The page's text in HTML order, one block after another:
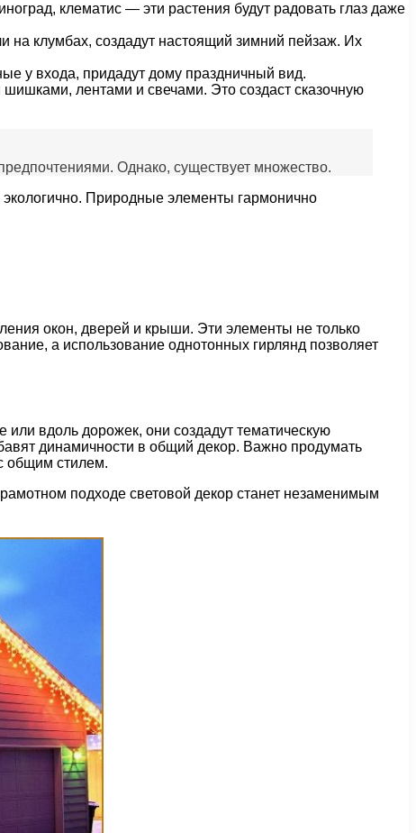
клематис — эти растения будут радовать глаз даже
клумбах, создадут настоящий зимний пейзаж. Их
у входа, придадут дому праздничный вид.
лентами и свечами. Это создаст сказочную
Однако, существует множество.
экологично. Природные элементы гармонично
окон, дверей и крыши. Эти элементы не только
а использование однотонных гирлянд позволяет
вдоль дорожек, они создадут тематическую
динамичности в общий декор. Важно продумать
общим стилем.
подходе световой декор станет незаменимым